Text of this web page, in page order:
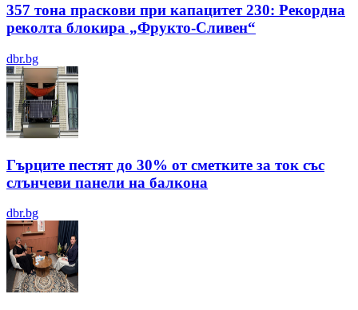
357 тона праскови при капацитет 230: Рекордна
реколта блокира „Фрукто-Сливен“
dbr.bg
Гърците пестят до 30% от сметките за ток със
слънчеви панели на балкона
dbr.bg